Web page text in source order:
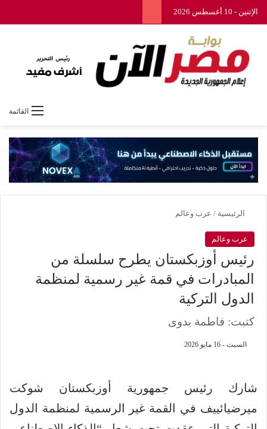
الإثنين - 10 أغسطس 2026
القائمة
الرئيسية / عرب وعالم
عرب وعالم
رئيس أوزبكستان يطرح سلسلة من
المبادرات في قمة غير رسمية لمنظمة
الدول التركية
كتبت: فاطمة بدوى
السبت - 16 مايو 2026
شارك رئيس جمهورية أوزبكستان شوكت
ميرضيائييف في القمة غير الرسمية لمنظمة الدول